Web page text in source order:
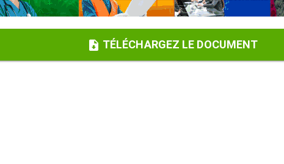
TÉLÉCHARGEZ LE DOCUMENT